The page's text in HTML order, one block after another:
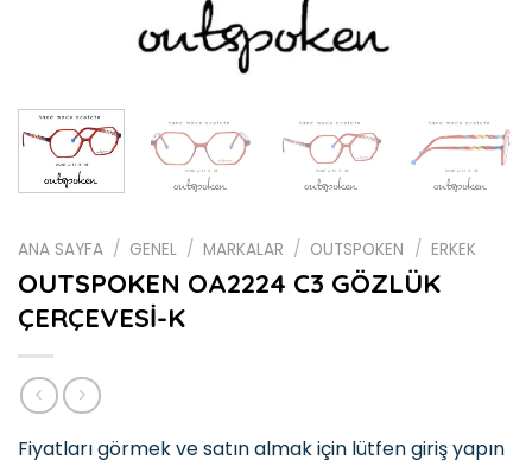
ANA SAYFA / GENEL / MARKALAR / OUTSPOKEN / ERKEK
OUTSPOKEN OA2224 C3 GÖZLÜK
ÇERÇEVESİ-K
Fiyatları görmek ve satın almak için lütfen giriş yapın